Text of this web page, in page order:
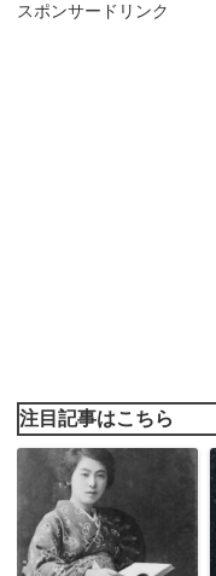
スポンサードリンク
注目記事はこちら